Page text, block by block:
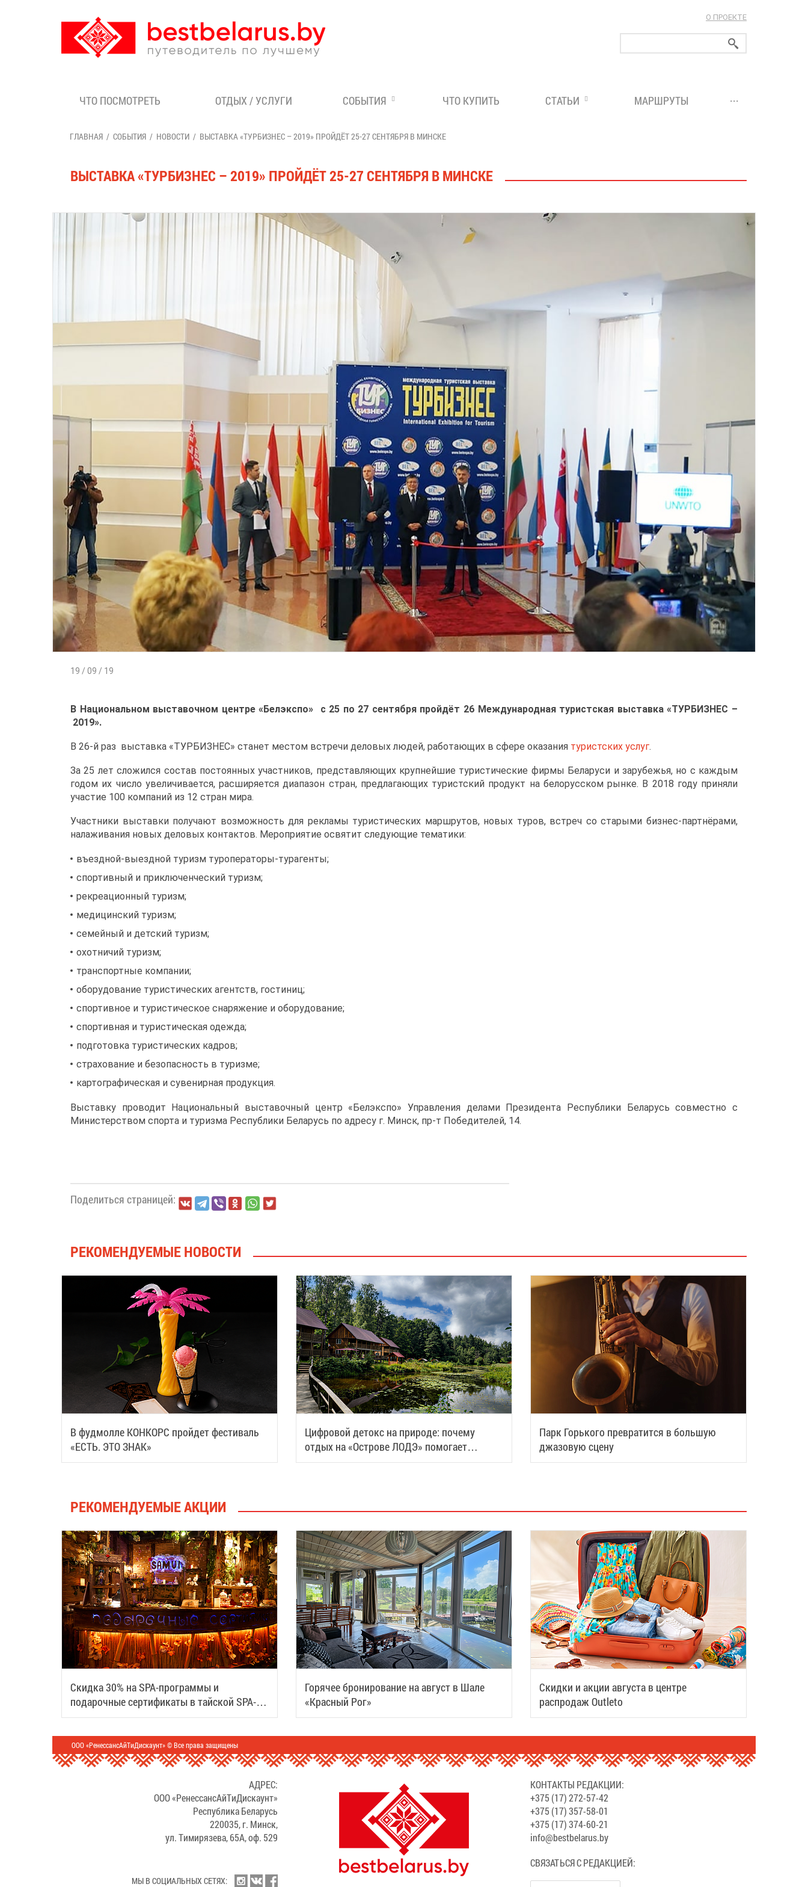
О ПРОЕКТЕ
ЧТО ПОСМОТРЕТЬ ОТДЫХ / УСЛУГИ СОБЫТИЯ ЧТО КУПИТЬ СТАТЬИ МАРШРУТЫ ...
ГЛАВНАЯ СОБЫТИЯ НОВОСТИ ВЫСТАВКА «ТУРБИЗНЕС – 2019» ПРОЙДЁТ 25-27 СЕНТЯБРЯ В МИНСКЕ
ВЫСТАВКА «ТУРБИЗНЕС – 2019» ПРОЙДЁТ 25-27 СЕНТЯБРЯ В МИНСКЕ
19 / 09 / 19
В Национальном выставочном центре «Белэкспо» с 25 по 27 сентября пройдёт 26 Международная туристская выставка «ТУРБИЗНЕС –
2019».
В 26-й раз выставка «ТУРБИЗНЕС» станет местом встречи деловых людей, работающих в сфере оказания туристских услуг.
За 25 лет сложился состав постоянных участников, представляющих крупнейшие туристические фирмы Беларуси и зарубежья, но с каждым
годом их число увеличивается, расширяется диапазон стран, предлагающих туристский продукт на белорусском рынке. В 2018 году приняли
участие 100 компаний из 12 стран мира.
Участники выставки получают возможность для рекламы туристических маршрутов, новых туров, встреч со старыми бизнес-партнёрами,
налаживания новых деловых контактов. Мероприятие освятит следующие тематики:
въездной-выездной туризм туроператоры-турагенты;
спортивный и приключенческий туризм;
рекреационный туризм;
медицинский туризм;
семейный и детский туризм;
охотничий туризм;
транспортные компании;
оборудование туристических агентств, гостиниц;
спортивное и туристическое снаряжение и оборудование;
спортивная и туристическая одежда;
подготовка туристических кадров;
страхование и безопасность в туризме;
картографическая и сувенирная продукция.
Выставку проводит Национальный выставочный центр «Белэкспо» Управления делами Президента Республики Беларусь совместно с
Министерством спорта и туризма Республики Беларусь по адресу г. Минск, пр-т Победителей, 14.
Поделиться страницей:
РЕКОМЕНДУЕМЫЕ НОВОСТИ
В фудмолле КОНКОРС пройдет фестиваль
«ЕСТЬ. ЭТО ЗНАК»
Цифровой детокс на природе: почему
отдых на «Острове ЛОДЭ» помогает
восстановить силы
Парк Горького превратится в большую
джазовую сцену
РЕКОМЕНДУЕМЫЕ АКЦИИ
Скидка 30% на SPA-программы и
подарочные сертификаты в тайской SPA-
деревне Samui
Горячее бронирование на август в Шале
«Красный Рог»
Скидки и акции августа в центре
распродаж Outleto
ООО «РенессансАйТиДискаунт» © Все права защищены
АДРЕС:
ООО «РенессансАйТиДискаунт»
Республика Беларусь
220035, г. Минск,
ул. Тимирязева, 65А, оф. 529
МЫ В СОЦИАЛЬНЫХ СЕТЯХ:
КОНТАКТЫ РЕДАКЦИИ:
+375 (17) 272-57-42
+375 (17) 357-58-01
+375 (17) 374-60-21
info@bestbelarus.by
СВЯЗАТЬСЯ С РЕДАКЦИЕЙ: